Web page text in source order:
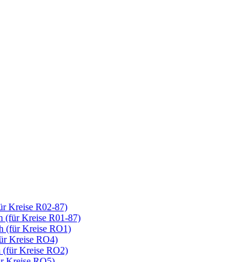
Kreise R02-87)
(für Kreise R01-87)
(für Kreise RO1)
Kreise RO4)
(für Kreise RO2)